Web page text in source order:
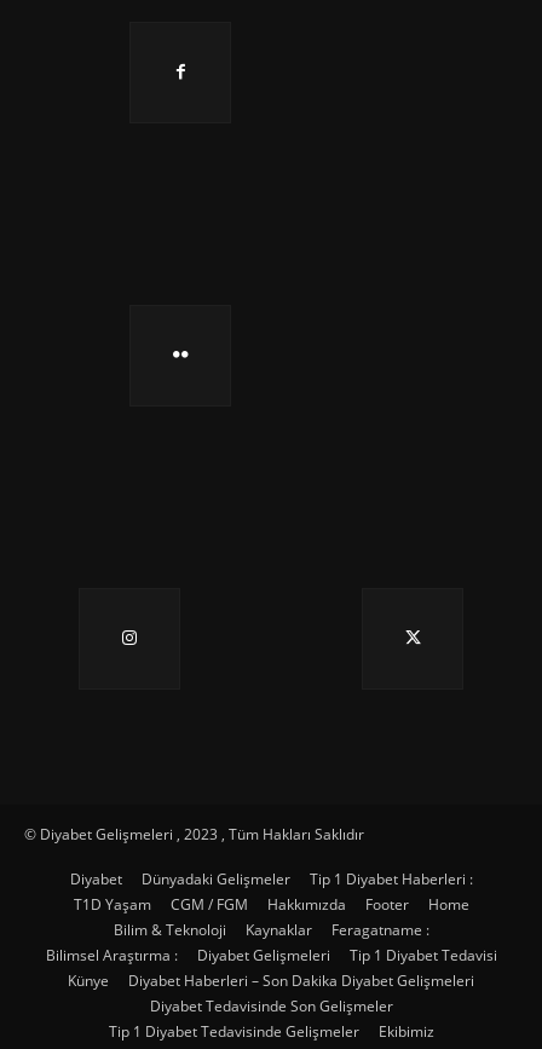
© Diyabet Gelişmeleri , 2023 , Tüm Hakları Saklıdır
Diyabet Dünyadaki Gelişmeler
Tip 1 Diyabet Haberleri :
T1D Yaşam
CGM / FGM Hakkımızda Footer
Home
Bilim & Teknoloji
Kaynaklar
Feragatname :
Bilimsel Araştırma :
Diyabet Gelişmeleri
Tip 1 Diyabet Tedavisi
Künye
Diyabet Haberleri – Son Dakika Diyabet Gelişmeleri
Diyabet Tedavisinde Son Gelişmeler
Tip 1 Diyabet Tedavisinde Gelişmeler
Ekibimiz